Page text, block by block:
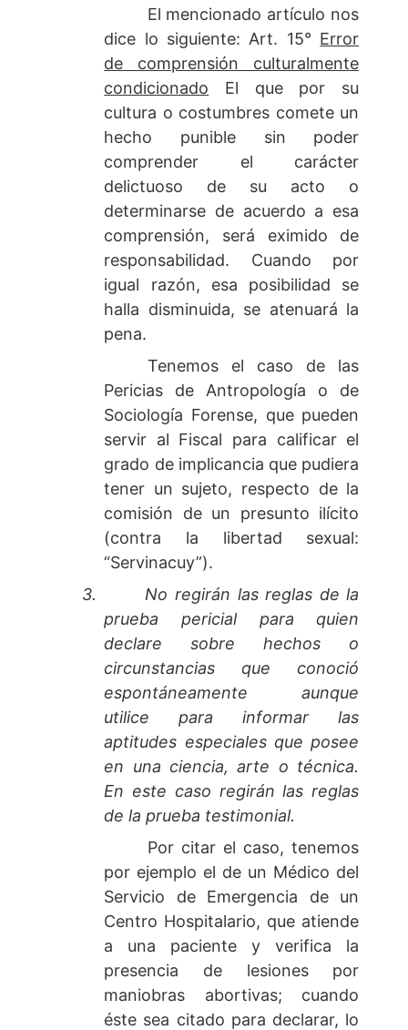
El mencionado artículo nos
dice lo siguiente: Art. 15° Error
de comprensión culturalmente
condicionado El que por su
cultura o costumbres comete un
hecho punible sin poder
comprender el carácter
delictuoso de su acto o
determinarse de acuerdo a esa
comprensión, será eximido de
responsabilidad. Cuando por
igual razón, esa posibilidad se
halla disminuida, se atenuará la
pena.
Tenemos el caso de las
Pericias de Antropología o de
Sociología Forense, que pueden
servir al Fiscal para calificar el
grado de implicancia que pudiera
tener un sujeto, respecto de la
comisión de un presunto ilícito
(contra la libertad sexual:
“Servinacuy”).
3.
No regirán las reglas de la
prueba pericial para quien
declare sobre hechos o
circunstancias que conoció
espontáneamente aunque
utilice para informar las
aptitudes especiales que posee
en una ciencia, arte o técnica.
En este caso regirán las reglas
de la prueba testimonial.
Por citar el caso, tenemos
por ejemplo el de un Médico del
Servicio de Emergencia de un
Centro Hospitalario, que atiende
a una paciente y verifica la
presencia de lesiones por
maniobras abortivas; cuando
éste sea citado para declarar, lo